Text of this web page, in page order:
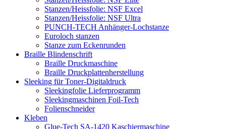
Stanzen/Heissfolie: NSF Excel
Stanzen/Heissfolie: NSF Ultra
PUNCH-TECH Anhänger-Lochstanze
Euroloch stanzen
Stanze zum Eckenrunden
Braille Blindenschrift
Braille Druckmaschine
Braille Druckplattenherstellung
Sleeking für Toner-Digitaldruck
Sleekingfolie Lieferprogramm
Sleekingmaschinen Foil-Tech
Folienschneider
Kleben
Glue-Tech SA-1420 Kaschiermaschine